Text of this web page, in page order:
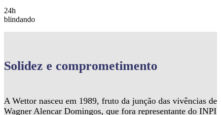
24h
blindando
Solidez e comprometimento
A Wettor nasceu em 1989, fruto da junção das vivências de
Wagner Alencar Domingos, que fora representante do INPI